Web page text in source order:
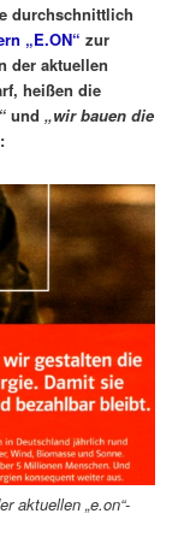
durchschnittlich
„E.ON“ zur
der aktuellen
heißen die
und„wir bauen die
:
aktuellen „e.on“-